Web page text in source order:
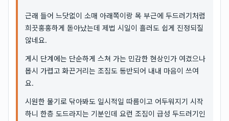
근래 들어 느닷없이 소매 아래쪽이랑 목 부근에 두드러기처럼
희끗홍홍하게 돋아났는데 제법 시일이 흘러도 쉽게 진정되질
않네요.
게시 단계에는 단순하게 스쳐 가는 민감한 현상인가 여겼으나
몹시 가렵고 화끈거리는 조짐도 동반되어 내내 마음이 쓰여
요.
시원한 물기로 닦아봐도 일시적일 따름이고 어두워지기 시작
하니 한층 도드라지는 기분인데 요런 조짐이 급성 두드러기인